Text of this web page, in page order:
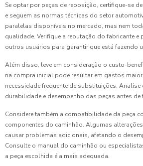
Se optar por peças de reposição, certifique-se
e seguem as normas técnicas do setor
paralelas disponíveis no mercado, mas nem
qualidade. Verifique a reputação do fabricante e
outros usuários para garantir que está fazendo
Além disso, leve em consideração o custo-
na compra inicial pode resultar em gastos
necessidade frequente de substituições.
durabilidade e desempenho das peças antes
Considere também a compatibilidade da peça
componentes do caminhão. Algumas
causar problemas adicionais, afetando o
Consulte o manual do caminhão ou
a peça escolhida é a mais adequada.